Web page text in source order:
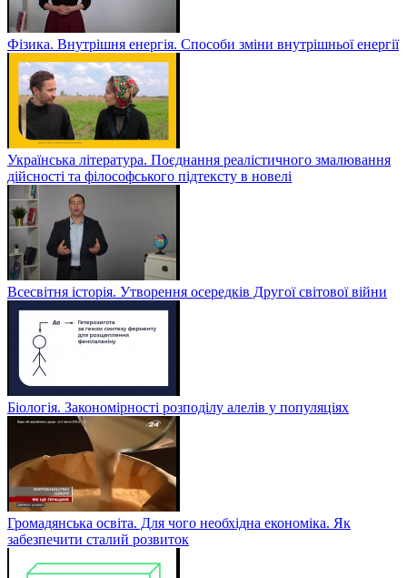
Фізика. Внутрішня енергія. Способи зміни внутрішньої енергії
Українська література. Поєднання реалістичного змалювання
дійсності та філософського підтексту в новелі
Всесвітня історія. Утворення осередків Другої світової війни
Біологія. Закономірності розподілу алелів у популяціях
Громадянська освіта. Для чого необхідна економіка. Як
забезпечити сталий розвиток